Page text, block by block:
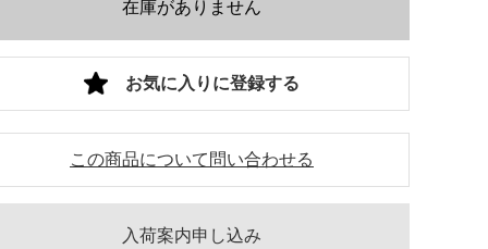
在庫がありません
入荷案内申し込み
この商品について問い合わせる
お気に入りに登録する